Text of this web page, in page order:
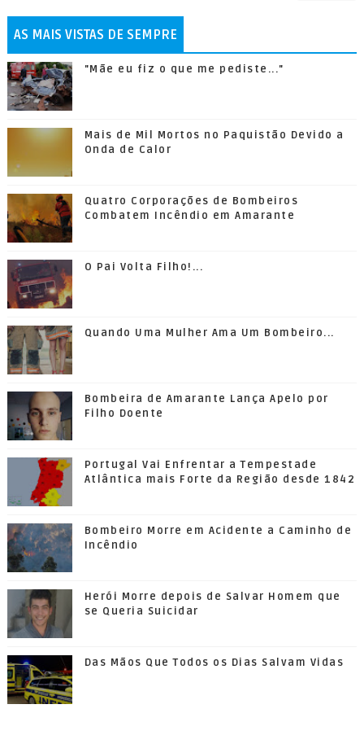
AS MAIS VISTAS DE SEMPRE
"Mãe eu fiz o que me pediste..."
Mais de Mil Mortos no Paquistão Devido a
Onda de Calor
Quatro Corporações de Bombeiros
Combatem Incêndio em Amarante
O Pai Volta Filho!...
Quando Uma Mulher Ama Um Bombeiro...
Bombeira de Amarante Lança Apelo por
Filho Doente
Portugal Vai Enfrentar a Tempestade
Atlântica mais Forte da Região desde 1842
Bombeiro Morre em Acidente a Caminho de
Incêndio
Herói Morre depois de Salvar Homem que
se Queria Suicidar
Das Mãos Que Todos os Dias Salvam Vidas